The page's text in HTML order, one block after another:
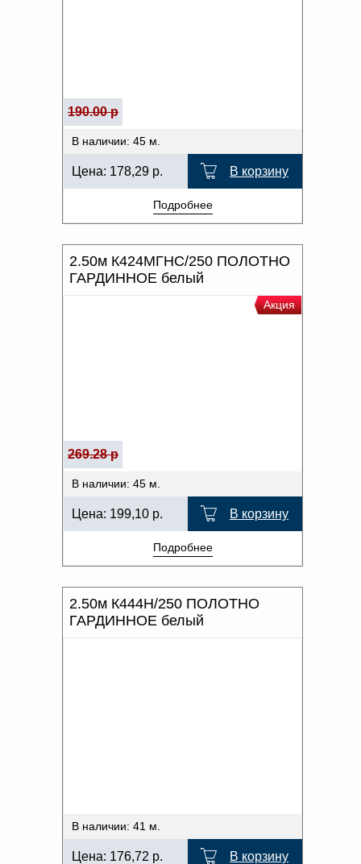
190.00 р
В наличии: 45 м.
Цена: 178,29 р. В корзину
Подробнее
2.50м К424МГНС/250 ПОЛОТНО
ГАРДИННОЕ белый
Акция
269.28 р
В наличии: 45 м.
Цена: 199,10 р. В корзину
Подробнее
2.50м К444Н/250 ПОЛОТНО
ГАРДИННОЕ белый
В наличии: 41 м.
Цена: 176,72 р. В корзину